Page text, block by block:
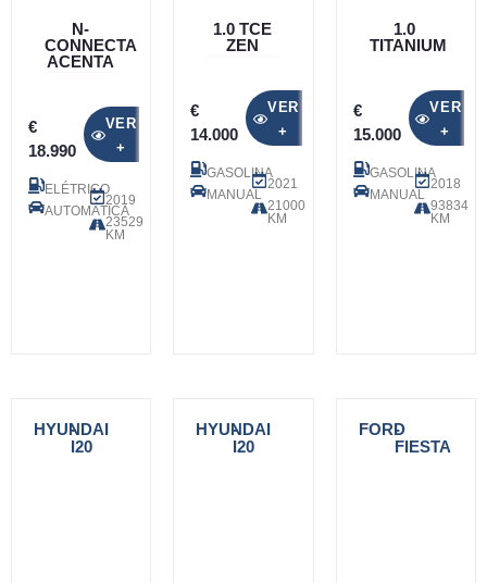
N-
CONNECTA
ACENTA
€
18.990
VER
+
ELÉTRICO
AUTOMÁTICA
2019
23529
KM
1.0 TCE
ZEN
€
14.000
VER
+
GASOLINA
MANUAL
2021
21000
KM
1.0
TITANIUM
€
15.000
VER
+
GASOLINA
MANUAL
2018
93834
KM
HYUNDAI
-
I20
HYUNDAI
-
I20
FORD
-
FIESTA